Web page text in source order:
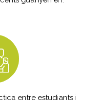
entre estudiants i